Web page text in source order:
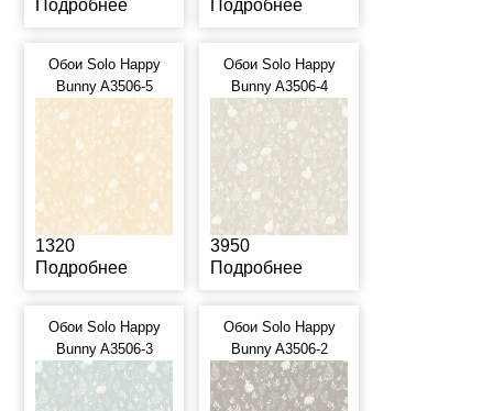
Подробнее
Подробнее
Обои Solo Happy
Bunny A3506-5
1320
Подробнее
Обои Solo Happy
Bunny A3506-4
3950
Подробнее
Обои Solo Happy
Bunny A3506-3
Обои Solo Happy
Bunny A3506-2